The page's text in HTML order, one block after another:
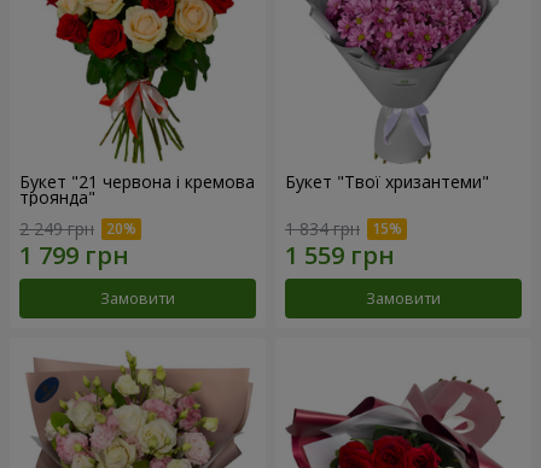
Букет "21 червона і кремова
троянда"
2 249 грн
Замовити
Букет "Твої хризантеми"
1 834 грн
Замовити